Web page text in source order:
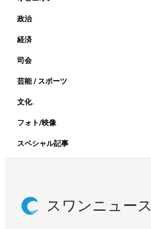
政治
経済
司会
芸能 / スポーツ
文化.
フォト/映像
スペシャル記事
スワンニュース